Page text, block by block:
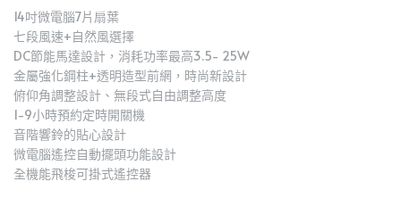
14吋微電腦7片扇葉
七段風速+自然風選擇
DC節能馬達設計，消耗功率最高3.5- 25W
金屬強化鋼柱+透明造型前網，時尚新設計
俯仰角調整設計、無段式自由調整高度
1-9小時預約定時開關機
音階響鈴的貼心設計
微電腦遙控自動擺頭功能設計
全機能飛梭可掛式遙控器